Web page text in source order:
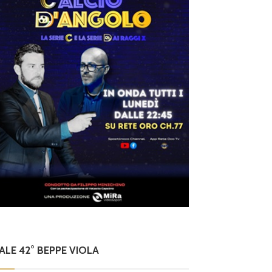
42° BEPPE VIOLA